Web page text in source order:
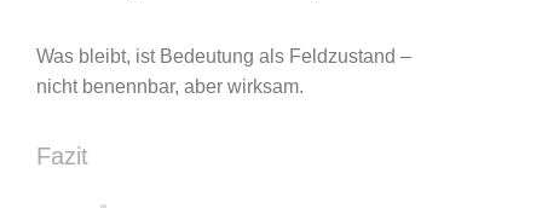
Was bleibt, ist Bedeutung als Feldzustand –
nicht benennbar, aber wirksam.
Fazit